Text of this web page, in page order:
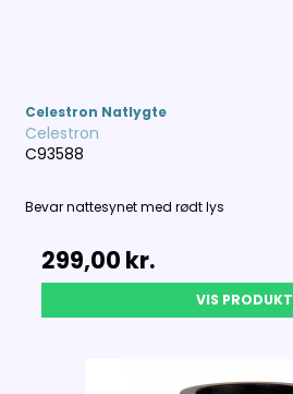
Celestron Natlygte
Celestron
C93588
Bevar nattesynet med rødt lys
299,00 kr.
VIS PRODUKT